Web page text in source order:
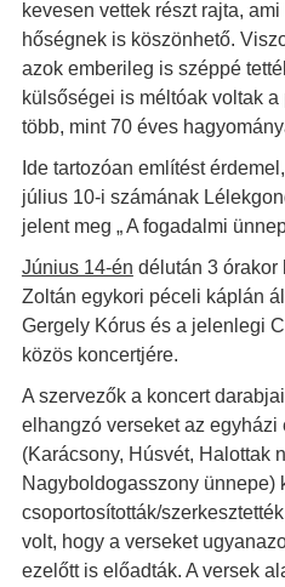
kevesen vettek részt rajta,
hőségnek is köszönhető.
azok emberileg is széppé
külsőségei is méltóak voltak
több, mint 70 éves
Ide tartozóan említést
július 10-i számának
jelent meg „ A fogadalmi
Június 14-én délután 3 órakor
Zoltán egykori péceli káplán
Gergely Kórus és a jelenlegi
közös koncertjére.
A szervezők a koncert
elhangzó verseket az egyházi
(Karácsony, Húsvét, Halottak
Nagyboldogasszony ünnepe)
csoportosították/
volt, hogy a verseket
ezelőtt is előadták. A versek